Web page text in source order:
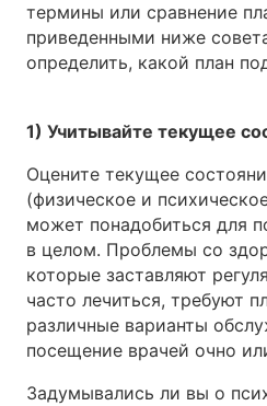
термины или сравнение
приведенными ниже
определить, какой план
1) Учитывайте текущее
Оцените текущее
(физическое и
может понадобиться для
в целом. Проблемы со
которые заставляют
часто лечиться, требуют
различные варианты
посещение врачей очно
Задумывались ли вы о